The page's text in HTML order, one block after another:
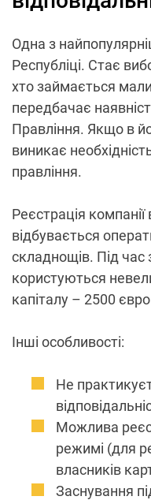
Одна з
Республіці. Стає
хто займається
передбачає
Правління. Якщо в
виникає
правління.
Реєстрація компанії
відбувається
складнощів. Під час
користуються
капіталу – 2500
Інші особливості:
Не
Можлива
режимі (для
власників
Заснування